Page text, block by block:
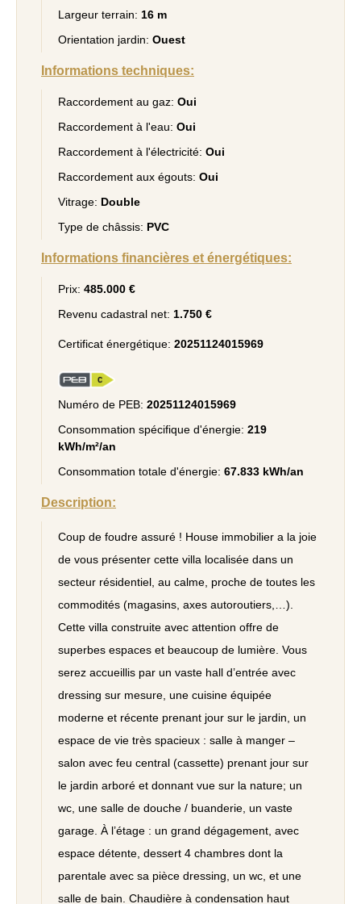
Largeur terrain: 16 m
Orientation jardin: Ouest
Informations techniques:
Raccordement au gaz: Oui
Raccordement à l'eau: Oui
Raccordement à l'électricité: Oui
Raccordement aux égouts: Oui
Vitrage: Double
Type de châssis: PVC
Informations financières et énergétiques:
Prix: 485.000 €
Revenu cadastral net: 1.750 €
Certificat énergétique: 20251124015969
Numéro de PEB: 20251124015969
Consommation spécifique d'énergie: 219
kWh/m²/an
Consommation totale d'énergie: 67.833 kWh/an
Description:
Coup de foudre assuré ! House immobilier a la joie
de vous présenter cette villa localisée dans un
secteur résidentiel, au calme, proche de toutes les
commodités (magasins, axes autoroutiers,…).
Cette villa construite avec attention offre de
superbes espaces et beaucoup de lumière. Vous
serez accueillis par un vaste hall d’entrée avec
dressing sur mesure, une cuisine équipée
moderne et récente prenant jour sur le jardin, un
espace de vie très spacieux : salle à manger –
salon avec feu central (cassette) prenant jour sur
le jardin arboré et donnant vue sur la nature; un
wc, une salle de douche / buanderie, un vaste
garage. À l’étage : un grand dégagement, avec
espace détente, dessert 4 chambres dont la
parentale avec sa pièce dressing, un wc, et une
salle de bain. Chaudière à condensation haut